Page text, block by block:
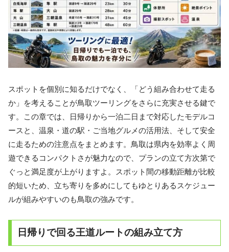
スポットを個別に知るだけでなく、「どう組み合わせて走る
か」を考えることが鳥取ツーリングをさらに充実させる鍵で
す。この章では、日帰りから一泊二日まで対応したモデルコ
ースと、温泉・道の駅・ご当地グルメの活用法、そして安全
に走るための注意点をまとめます。鳥取は県内を効率よく周
遊できるコンパクトさが魅力なので、プランの立て方次第で
ぐっと満足度が上がりますよ。スポット間の移動距離が比較
的短いため、立ち寄りを多めにしてもゆとりあるスケジュー
ルが組みやすいのも鳥取の強みです。
日帰りで回る王道ルートの組み立て方